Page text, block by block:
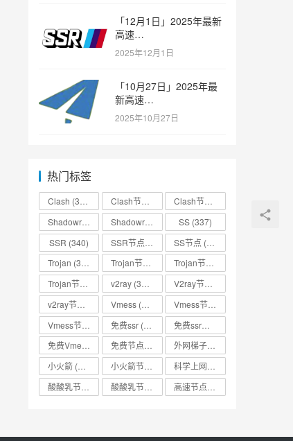
「12月1日」2025年最新
高速
SSR/v2ray/Clash/trojan
节点免费分享
2025年12月1日
「10月27日」2025年最
新高速
SSR/v2ray/Clash/trojan
节点免费分享
2025年10月27日
热门标签
Clash (338)
(336) (333)
SS (337)
SSR (340) SS节点 (335)
Trojan (333)
(332)
v2ray (337)
(334)
Vmess (330)
(330)
免费ssr (318)
(330)
小火箭 (337) (334)
(318) (318)